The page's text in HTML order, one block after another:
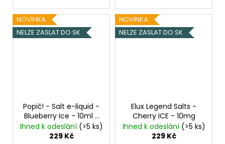
NOVINKA
NELZE ZASLAT DO SK
Popič! - Salt e-liquid -
Blueberry Ice - 10ml -
20mgLedová borůvka
Ihned k odeslání (>5 ks)
229 Kč
NOVINKA
NELZE ZASLAT DO SK
Elux Legend Salts -
Cherry ICE - 10mg
Ihned k odeslání (>5 ks)
229 Kč